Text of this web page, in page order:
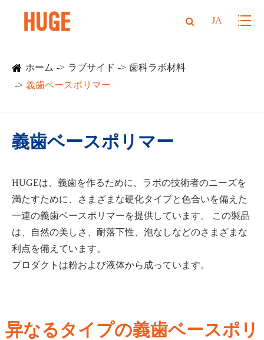
JA
ホーム ラブサイド
歯科ラボ材料
義歯ベースポリマー
義歯ベースポリマー
HUGEは、義歯を作るために、ラボの技術者のニーズを
満たすために、さまざまな硬化タイプと色合いを備えた
一連の義歯ベースポリマーを提供しています。 この製品
は、自然の美しさ、耐落下性、泡なしなどのさまざまな
利点を備えています。
プロダクトは粉および液体から成っています。
异なるタイプの義歯ベースポリ